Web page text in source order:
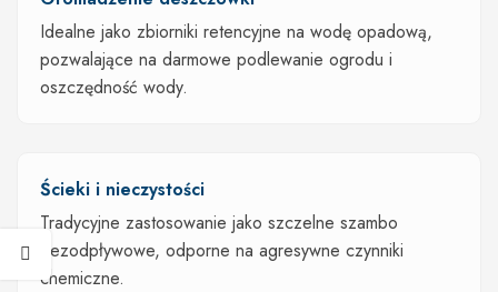
Idealne jako zbiorniki retencyjne na wodę opadową,
pozwalające na darmowe podlewanie ogrodu i
oszczędność wody.
Ścieki i nieczystości
Tradycyjne zastosowanie jako szczelne szambo
bezodpływowe, odporne na agresywne czynniki
chemiczne.